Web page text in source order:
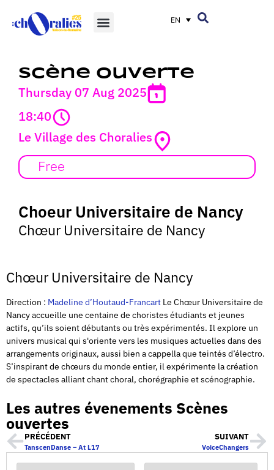
EN
Scène ouverte
Thursday 07 Aug 2025
18:40
Le Village des Choralies
Free
Choeur Universitaire de Nancy
Chœur Universitaire de Nancy
Chœur Universitaire de Nancy
Direction : Madeline d’Houtaud-Francart Le Chœur Universitaire de
Nancy accueille une centaine de choristes étudiants et jeunes
actifs, qu’ils soient débutants ou très expérimentés. Il explore un
univers musical qui s'oriente vers les musiques actuelles dans des
arrangements originaux, aussi bien a cappella que teintés d’électro.
S’inspirant de chœurs du monde entier, il expérimente la création
de spectacles alliant chant choral, chorégraphie et scénographie.
Les autres évenements Scènes
ouvertes
PRÉCÉDENT
TanscenDanse – At L17
SUIVANT
VoiceChangers